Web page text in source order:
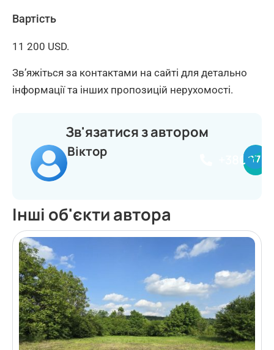
Вартість
11 200 USD.
Зв’яжіться за контактами на сайті для детально
інформації та інших пропозицій нерухомості.
Зв'язатися з автором
Віктор
Інші об'єкти автора